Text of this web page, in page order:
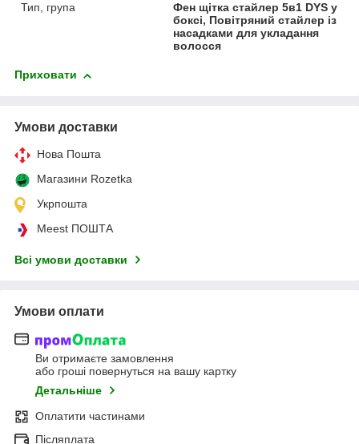
Тип, група
Фен щітка стайлер 5в1 DYS у
боксі, Повітряний стайлер із
насадками для укладання
волосся
Приховати
Умови доставки
Нова Пошта
Магазини Rozetka
Укрпошта
Meest ПОШТА
Всі умови доставки
Умови оплати
Ви отримаєте замовлення
або гроші повернуться на вашу картку
Детальніше
Оплатити частинами
Післяплата